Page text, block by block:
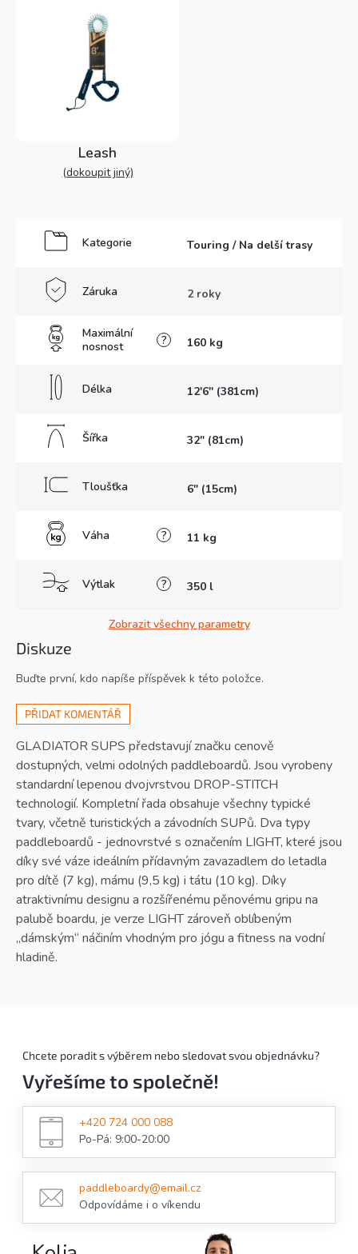
Leash
(dokoupit jiný)
Kategorie Touring / Na delší trasy
Záruka 2 roky
?
Maximální
nosnost
160 kg
Délka 12'6'' (381cm)
Šířka 32" (81cm)
Tloušťka 6" (15cm)
?
Váha 11 kg
?
Výtlak 350 l
Zobrazit všechny parametry
Diskuze
Buďte první, kdo napíše příspěvek k této položce.
PŘIDAT KOMENTÁŘ
GLADIATOR SUPS představují značku cenově
dostupných, velmi odolných paddleboardů. Jsou vyrobeny
standardní lepenou dvojvrstvou DROP-STITCH
technologií. Kompletní řada obsahuje všechny typické
tvary, včetně turistických a závodních SUPů. Dva typy
paddleboardů - jednovrstvé s označením LIGHT, které jsou
díky své váze ideálním přídavným zavazadlem do letadla
pro dítě (7 kg), mámu (9,5 kg) i tátu (10 kg). Díky
atraktivnímu designu a rozšířenému pěnovému gripu na
palubě boardu, je verze LIGHT zároveň oblíbeným
„dámským“ náčiním vhodným pro jógu a fitness na vodní
hladině.
Chcete poradit s výběrem nebo sledovat svou objednávku?
Vyřešíme to společně!
+420 724 000 088
Po-Pá: 9:00-20:00
paddleboardy@email.cz
Odpovídáme i o víkendu